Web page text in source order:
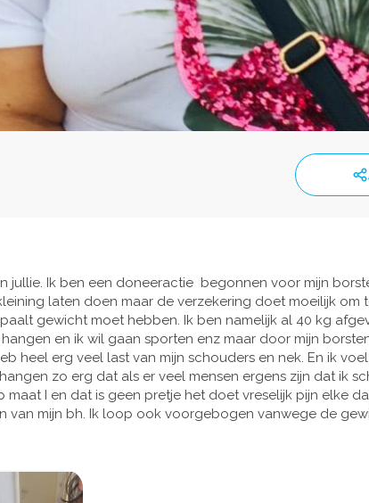
jullie. Ik ben een doneeractie begonnen voor mijn
laten doen maar de verzekering doet moeilijk om
gewicht moet hebben. Ik ben namelijk al 40 kg
en ik wil gaan sporten enz maar door mijn
heel erg veel last van mijn schouders en nek. En ik
zo erg dat als er veel mensen ergens zijn dat ik
maat I en dat is geen pretje het doet vreselijk pijn elke
van mijn bh. Ik loop ook voorgebogen vanwege de